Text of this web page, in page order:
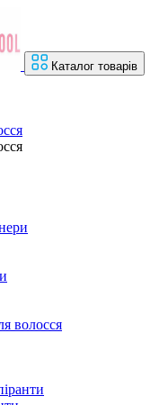
Каталог товарів
волосся